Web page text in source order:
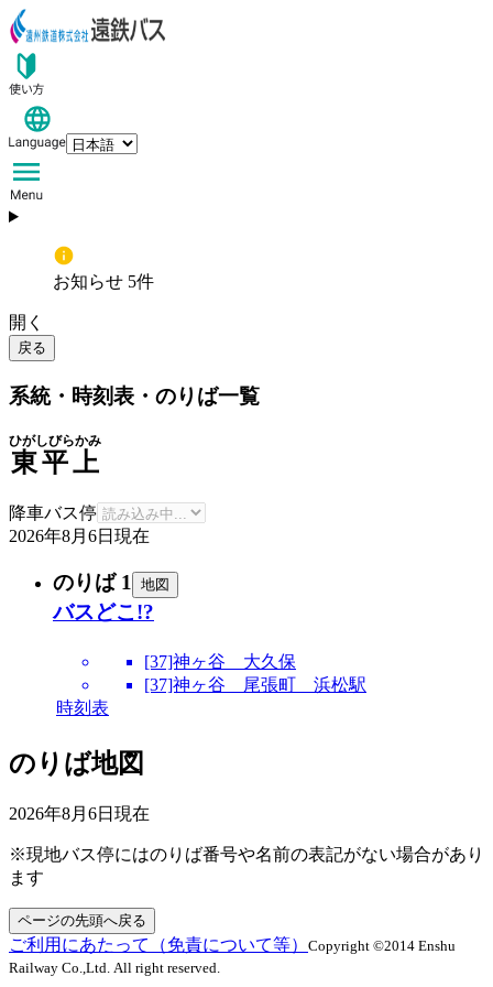
お知らせ 5件
開く
戻る
系統・時刻表・のりば一覧
東平上
ひがしびらかみ
降車バス停
2026年8月6日 現在
のりば 1 地図
バスどこ!?
[37]神ヶ谷 大久保
[37]神ヶ谷 尾張町 浜松駅
時刻表
のりば地図
2026年8月6日 現在
※現地バス停にはのりば番号や名前の表記がない場合があり
ます
ページの先頭へ戻る
ご利用にあたって（免責について等） Copyright ©2014 Enshu
Railway Co.,Ltd. All right reserved.